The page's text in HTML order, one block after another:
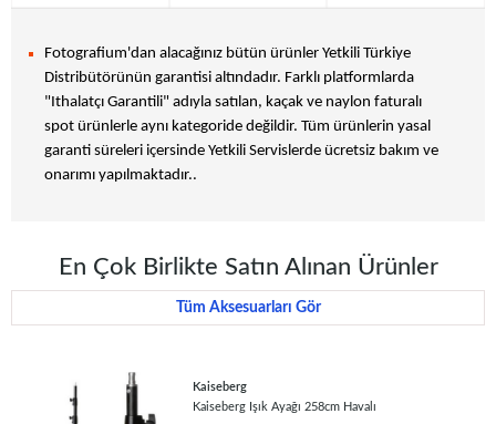
Fotografium'dan alacağınız bütün ürünler Yetkili Türkiye
Distribütörünün garantisi altındadır. Farklı platformlarda
"Ithalatçı Garantili" adıyla satılan, kaçak ve naylon faturalı
spot ürünlerle aynı kategoride değildir. Tüm ürünlerin yasal
garanti süreleri içersinde Yetkili Servislerde ücretsiz bakım ve
onarımı yapılmaktadır..
En Çok Birlikte Satın Alınan Ürünler
Tüm Aksesuarları Gör
Kaiseberg
Kaiseberg Işık Ayağı 258cm Havalı